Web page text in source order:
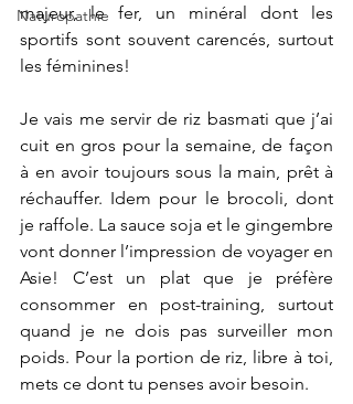
Naturopathie
majeur, le fer, un minéral dont les
sportifs sont souvent carencés, surtout
les féminines!
Je vais me servir de riz basmati que j’ai
cuit en gros pour la semaine, de façon
à en avoir toujours sous la main, prêt à
réchauffer. Idem pour le brocoli, dont
je raffole. La sauce soja et le gingembre
vont donner l’impression de voyager en
Asie! C’est un plat que je préfère
consommer en post-training, surtout
quand je ne dois pas surveiller mon
poids. Pour la portion de riz, libre à toi,
mets ce dont tu penses avoir besoin.